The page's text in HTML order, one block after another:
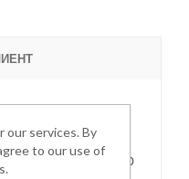
заказы, если Вы
на регистрацию
our services. By
to our use of